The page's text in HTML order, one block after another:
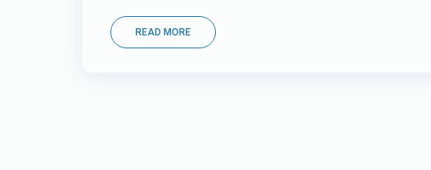
READ MORE